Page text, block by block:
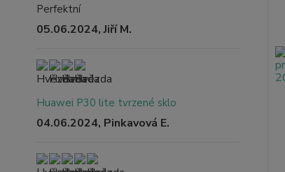
Perfektní
05.06.2024, Jiří M.
Huawei P30 lite tvrzené sklo
04.06.2024, Pinkavová E.